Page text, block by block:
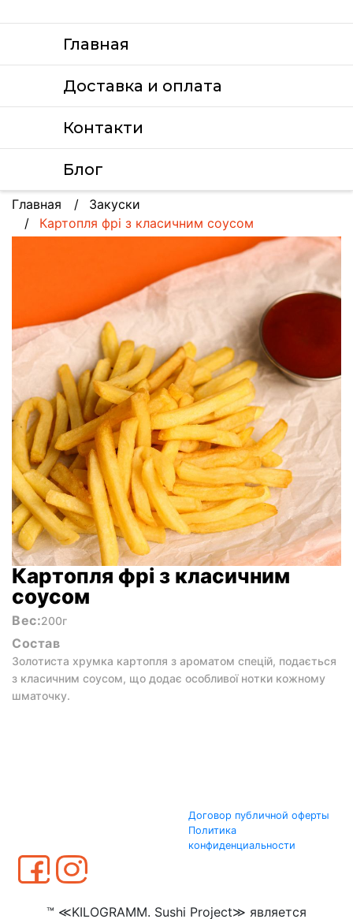
Главная
Доставка и оплата
Контакти
Блог
Главная
Закуски
Картопля фрі з класичним соусом
Картопля фрі з класичним
соусом
Вес:200г
Состав
Золотиста хрумка картопля з ароматом спецій, подається
з класичним соусом, що додає особливої нотки кожному
шматочку.
Договор публичной оферты
Политика
конфиденциальности
™ ≪KILOGRAMM. Sushi Project≫ является